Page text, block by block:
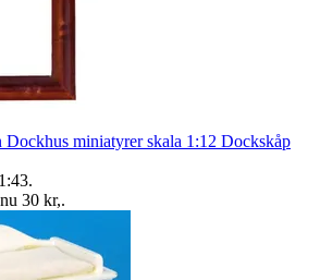
Dockhus miniatyrer skala 1:12 Dockskåp
.
30 kr,.